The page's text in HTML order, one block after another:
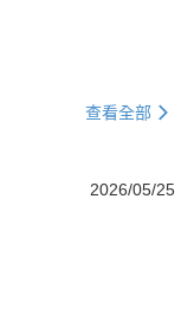
查看全部
2026/05/25